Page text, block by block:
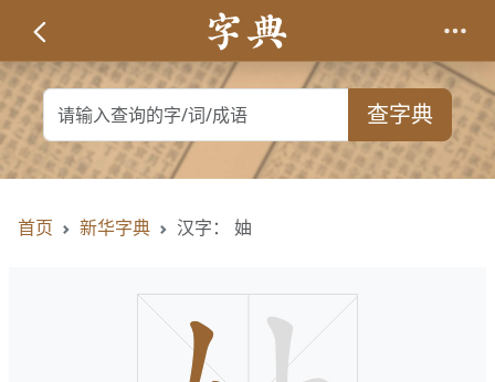
查字典
首页 新华字典 汉字： 妯